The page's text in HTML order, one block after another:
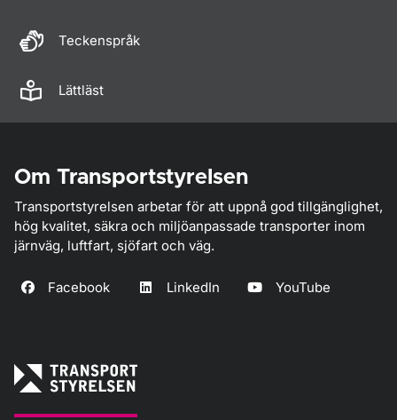
Teckenspråk
Lättläst
Om Transportstyrelsen
Transportstyrelsen arbetar för att uppnå god tillgänglighet,
hög kvalitet, säkra och miljöanpassade transporter inom
järnväg, luftfart, sjöfart och väg.
Facebook LinkedIn YouTube